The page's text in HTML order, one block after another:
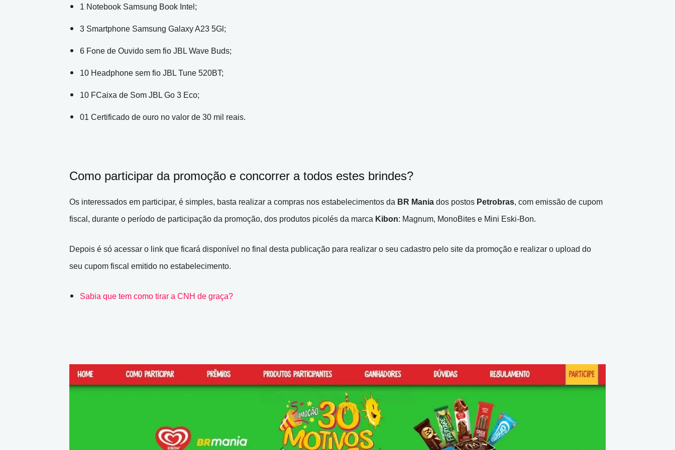
1 Notebook Samsung Book Intel;
3 Smartphone Samsung Galaxy A23 5Gl;
6 Fone de Ouvido sem fio JBL Wave Buds;
10 Headphone sem fio JBL Tune 520BT;
10 FCaixa de Som JBL Go 3 Eco;
01 Certificado de ouro no valor de 30 mil reais.
Como participar da promoção e concorrer a todos estes brindes?
Os interessados em participar, é simples, basta realizar a compras nos estabelecimentos da BR Mania dos postos Petrobras, com emissão de cupom
fiscal, durante o período de participação da promoção, dos produtos picolés da marca Kibon: Magnum, MonoBites e Mini Eski-Bon.
Depois é só acessar o link que ficará disponível no final desta publicação para realizar o seu cadastro pelo site da promoção e realizar o upload do
seu cupom fiscal emitido no estabelecimento.
Sabia que tem como tirar a CNH de graça?